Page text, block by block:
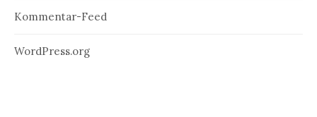
Kommentar-Feed
WordPress.org